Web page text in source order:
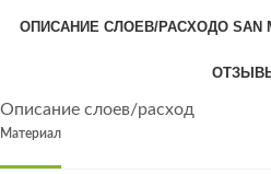
ОПИСАНИЕ СЛОЕВ/РАСХОДО SAN
Описание слоев/расход
Материал